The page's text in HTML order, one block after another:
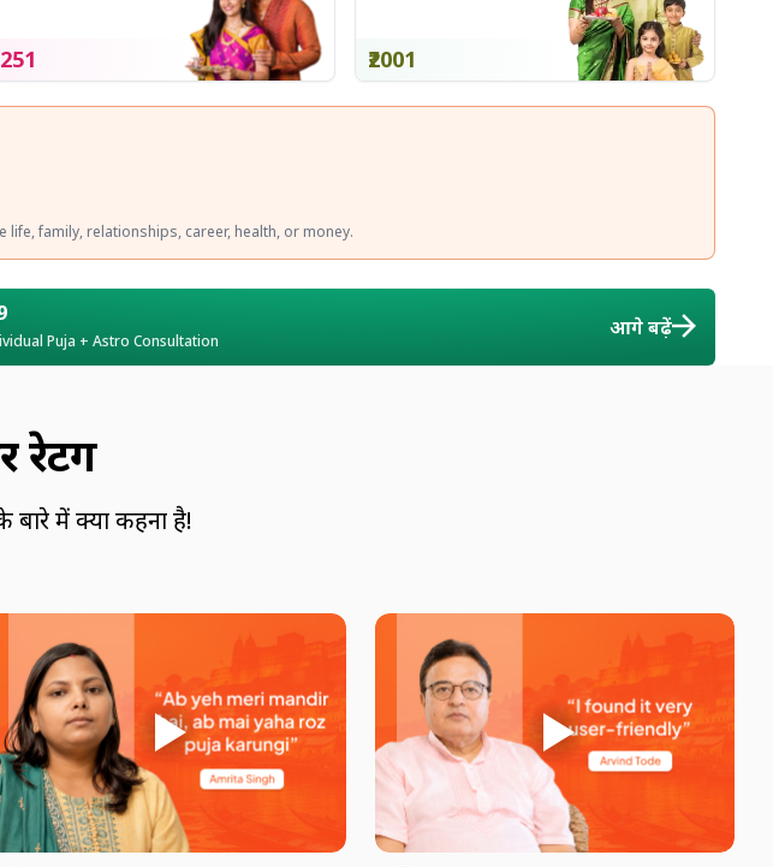
₹2001
family, relationships, career, health, or money.
Puja + Astro Consultation
आगे बढ़ें
के बारे में क्या कहना है!